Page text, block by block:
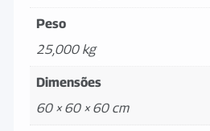
Peso
25,000 kg
Dimensões
60 × 60 × 60 cm